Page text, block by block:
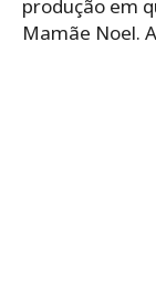
produção em
Mamãe Noel.